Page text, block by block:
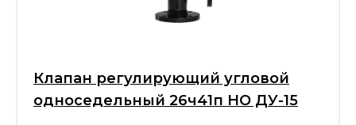
Клапан регулирующий угловой
односедельный 26ч41п НО ДУ-15